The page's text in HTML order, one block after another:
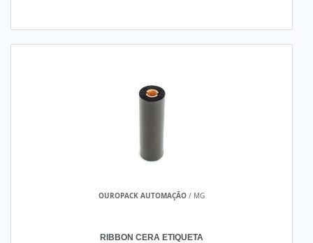
OUROPACK AUTOMAÇÃO / MG
RIBBON CERA ETIQUETA